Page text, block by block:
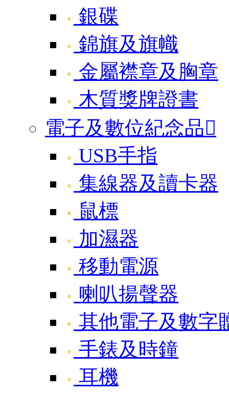
銀碟
錦旗及旗幟
金屬襟章及胸章
木質獎牌證書
電子及數位紀念品
USB手指
集線器及讀卡器
鼠標
加濕器
移動電源
喇叭揚聲器
其他電子及數字
手錶及時鐘
耳機